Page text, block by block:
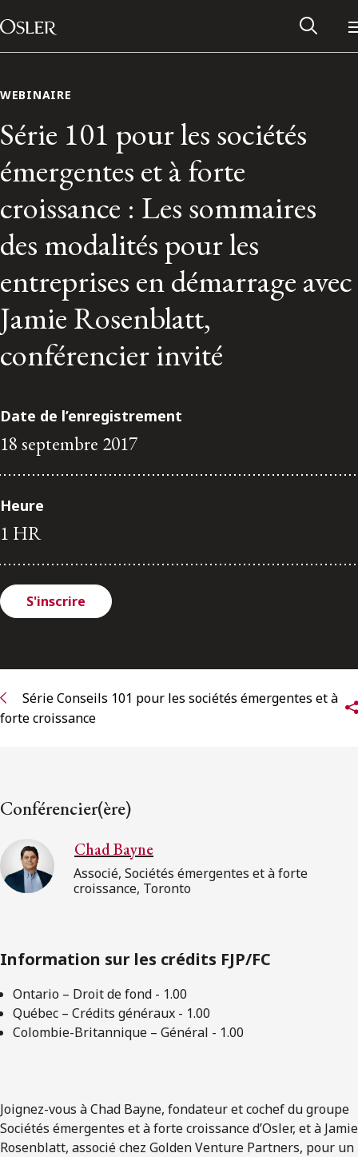
Passer au contenu
Main Navigation
Réseau des anciens d’Osler
Contactez-nous
ENGLISH
S’abonner aux articles Osler
WEBINAIRE
Série 101 pour les sociétés
émergentes et à forte
croissance : Les sommaires
des modalités pour les
entreprises en démarrage avec
Jamie Rosenblatt,
conférencier invité
Date de l’enregistrement
18 septembre 2017
Heure
1 HR
S'inscrire
Série Conseils 101 pour les sociétés émergentes et à
forte croissance
Conférencier(ère)
Chad Bayne
Associé, Sociétés émergentes et à forte
croissance, Toronto
Information sur les crédits FJP/FC
Ontario – Droit de fond - 1.00
Québec – Crédits généraux - 1.00
Colombie-Britannique – Général - 1.00
Joignez-vous à Chad Bayne, fondateur et cochef du groupe
Sociétés émergentes et à forte croissance d’Osler, et à Jamie
Rosenblatt, associé chez Golden Venture Partners, pour un